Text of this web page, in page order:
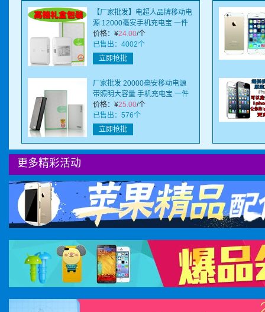
【厂家批发】电超人品牌移动电
源 12000毫安手机充电宝 一件
代发
价格： ¥24.00/个
已售出：4002个
立即抢批
厂家批发 20000毫安移动电源
带照明大容量 手机充电宝 一件
代发
价格： ¥25.00/个
已售出：576个
立即抢批
更多精彩活动